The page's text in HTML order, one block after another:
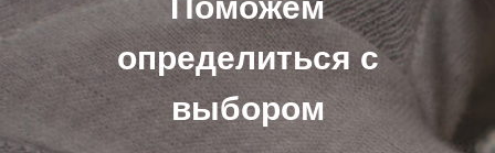
определиться с
выбором